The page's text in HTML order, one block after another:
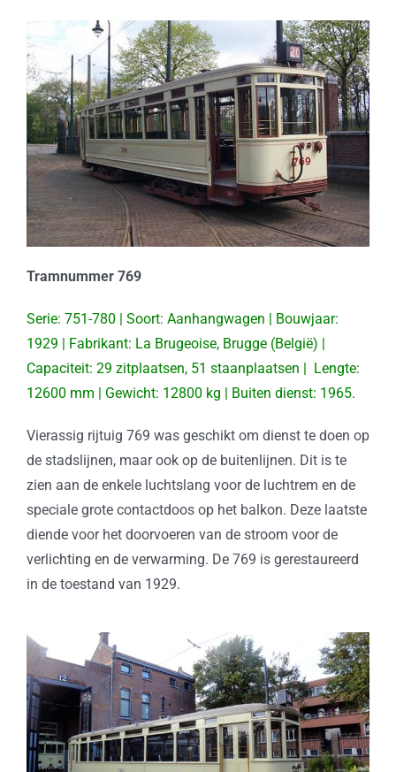
Tramnummer 769
Serie: 751-780 | Soort: Aanhangwagen | Bouwjaar:
1929 | Fabrikant: La Brugeoise, Brugge (België) |
Capaciteit: 29 zitplaatsen, 51 staanplaatsen | Lengte:
12600 mm | Gewicht: 12800 kg | Buiten dienst: 1965.
Vierassig rijtuig 769 was geschikt om dienst te doen op
de stadslijnen, maar ook op de buitenlijnen. Dit is te
zien aan de enkele luchtslang voor de luchtrem en de
speciale grote contactdoos op het balkon. Deze laatste
diende voor het doorvoeren van de stroom voor de
verlichting en de verwarming. De 769 is gerestaureerd
in de toestand van 1929.